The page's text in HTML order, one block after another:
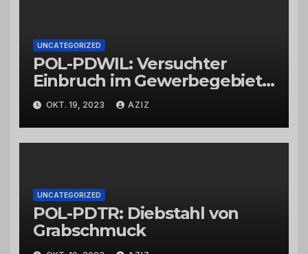
UNCATEGORIZED
POL-PDWIL: Versuchter
Einbruch im Gewerbegebiet
Wittlich
OKT. 19, 2023 AZIZ
UNCATEGORIZED
POL-PDTR: Diebstahl von
Grabschmuck